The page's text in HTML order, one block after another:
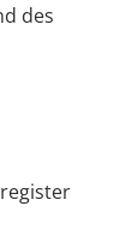
des